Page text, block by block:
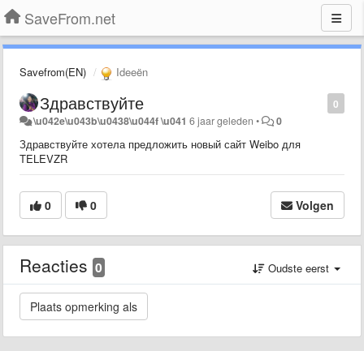
SaveFrom.net
Savefrom(EN) Ideeën
0
Здравствуйте
\u042e\u043b\u0438\u044f \u041 6 jaar geleden • 0
Здравствуйте хотела предложить новый сайт Weibo для
TELEVZR
0 0 Volgen
Reacties 0 Oudste eerst